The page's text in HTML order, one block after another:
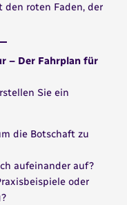
den roten Faden, der
– Der Fahrplan für
Sie ein
die Botschaft zu
aufeinander auf?
oder